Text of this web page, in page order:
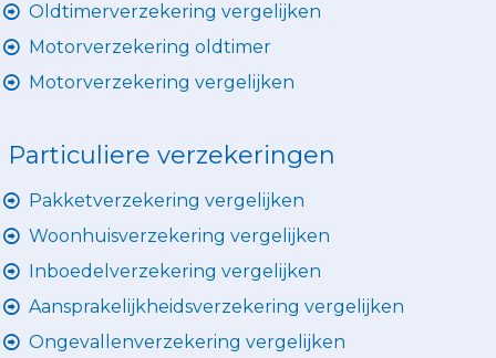
Oldtimerverzekering vergelijken
Motorverzekering oldtimer
Motorverzekering vergelijken
Particuliere verzekeringen
Pakketverzekering vergelijken
Woonhuisverzekering vergelijken
Inboedelverzekering vergelijken
Aansprakelijkheidsverzekering vergelijken
Ongevallenverzekering vergelijken